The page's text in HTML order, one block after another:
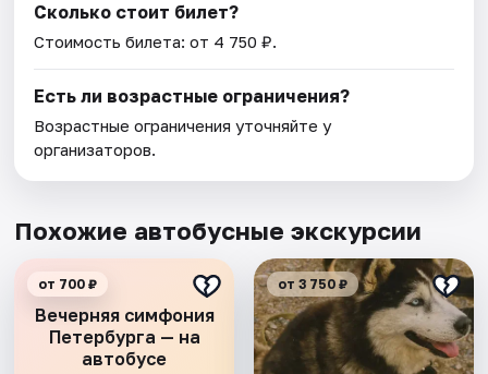
Сколько стоит билет?
Стоимость билета: от 4 750 ₽.
Есть ли возрастные ограничения?
Возрастные ограничения уточняйте у
организаторов.
Похожие автобусные экскурсии
Вечерняя симфония
Петербурга — на
автобусе
от 700 ₽ от 3 750 ₽